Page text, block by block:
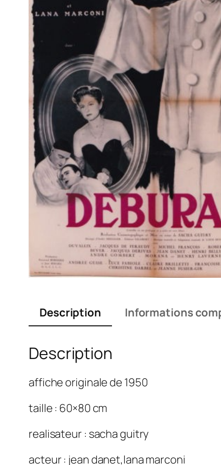
Description Informations
Description
affiche originale de 1950
taille : 60×80 cm
realisateur : sacha guitry
acteur : jean danet,lana marconi